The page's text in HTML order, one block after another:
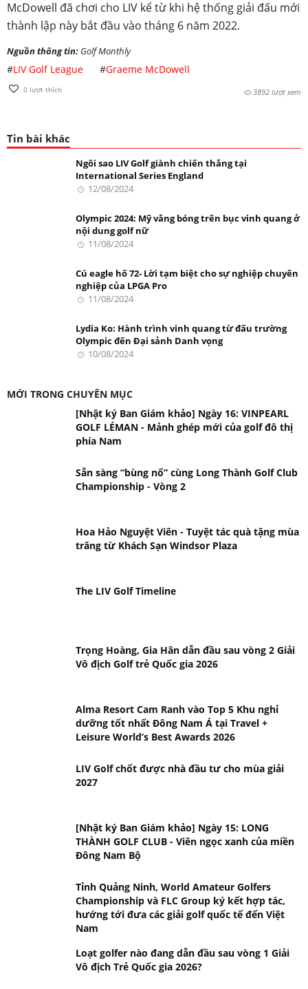
McDowell đã chơi cho LIV kể từ khi hệ thống giải đấu mới
thành lập này bắt đầu vào tháng 6 năm 2022.
Nguồn thông tin: Golf Monthly
#LIV Golf League #Graeme McDowell
0lượt thích 3892 lượt xem
Tin bài khác
Ngôi sao LIV Golf giành chiến thắng tại
International Series England
12/08/2024
Olympic 2024: Mỹ vắng bóng trên bục vinh quang ở
nội dung golf nữ
11/08/2024
Cú eagle hố 72- Lời tạm biệt cho sự nghiệp chuyên
nghiệp của LPGA Pro
11/08/2024
Lydia Ko: Hành trình vinh quang từ đấu trường
Olympic đến Đại sảnh Danh vọng
10/08/2024
MỚI TRONG CHUYÊN MỤC
[Nhật ký Ban Giám khảo] Ngày 16: VINPEARL
GOLF LÉMAN - Mảnh ghép mới của golf đô thị
phía Nam
Sẵn sàng “bùng nổ” cùng Long Thành Golf Club
Championship - Vòng 2
Hoa Hảo Nguyệt Viên - Tuyệt tác quà tặng mùa
trăng từ Khách Sạn Windsor Plaza
The LIV Golf Timeline
Trọng Hoàng, Gia Hân dẫn đầu sau vòng 2 Giải
Vô địch Golf trẻ Quốc gia 2026
Alma Resort Cam Ranh vào Top 5 Khu nghỉ
dưỡng tốt nhất Đông Nam Á tại Travel +
Leisure World’s Best Awards 2026
LIV Golf chốt được nhà đầu tư cho mùa giải
2027
[Nhật ký Ban Giám khảo] Ngày 15: LONG
THÀNH GOLF CLUB - Viên ngọc xanh của miền
Đông Nam Bộ
Tỉnh Quảng Ninh, World Amateur Golfers
Championship và FLC Group ký kết hợp tác,
hướng tới đưa các giải golf quốc tế đến Việt
Nam
Loạt golfer nào đang dẫn đầu sau vòng 1 Giải
Vô địch Trẻ Quốc gia 2026?